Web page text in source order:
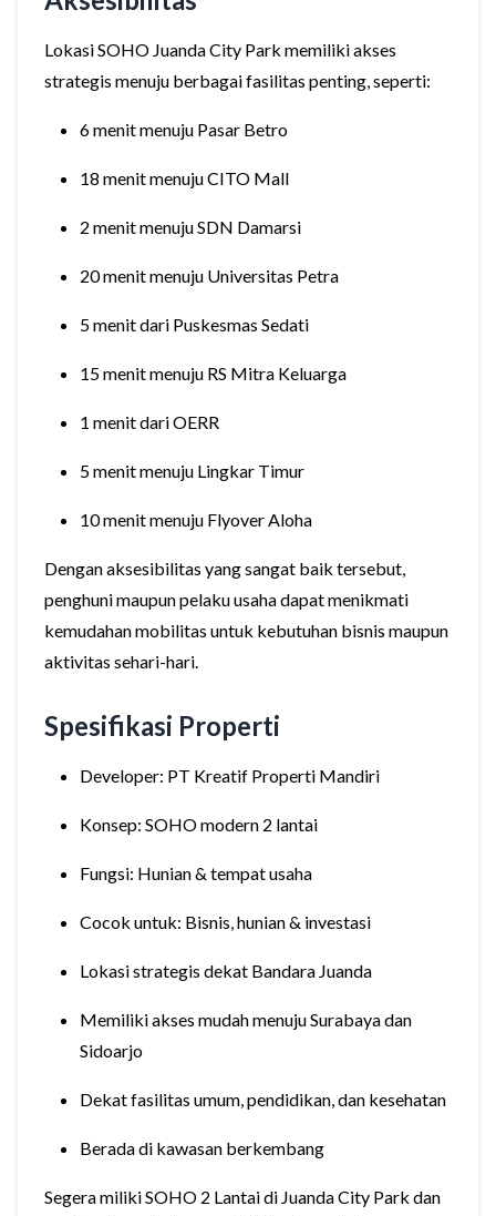
Lokasi SOHO Juanda City Park memiliki akses
strategis menuju berbagai fasilitas penting, seperti:
6 menit menuju Pasar Betro
18 menit menuju CITO Mall
2 menit menuju SDN Damarsi
20 menit menuju Universitas Petra
5 menit dari Puskesmas Sedati
15 menit menuju RS Mitra Keluarga
1 menit dari OERR
5 menit menuju Lingkar Timur
10 menit menuju Flyover Aloha
Dengan aksesibilitas yang sangat baik tersebut,
penghuni maupun pelaku usaha dapat menikmati
kemudahan mobilitas untuk kebutuhan bisnis maupun
aktivitas sehari-hari.
Spesifikasi Properti
Developer: PT Kreatif Properti Mandiri
Konsep: SOHO modern 2 lantai
Fungsi: Hunian & tempat usaha
Cocok untuk: Bisnis, hunian & investasi
Lokasi strategis dekat Bandara Juanda
Memiliki akses mudah menuju Surabaya dan
Sidoarjo
Dekat fasilitas umum, pendidikan, dan kesehatan
Berada di kawasan berkembang
Segera miliki SOHO 2 Lantai di Juanda City Park dan